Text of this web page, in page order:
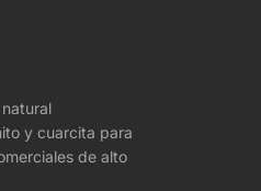
y cuarcita para
de alto